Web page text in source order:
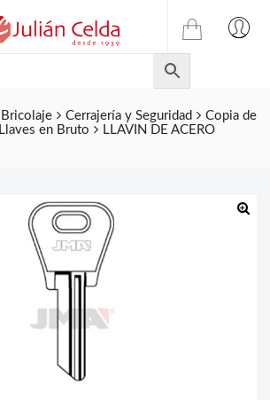
TIENDA
ONLINE
DE
JULIAN
CELDA
Cerrajería y Seguridad
Copia de
Llaves en Bruto
LLAVIN DE ACERO